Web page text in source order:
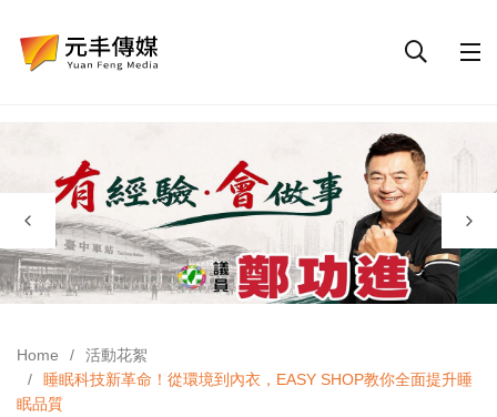
Home
活動花絮
睡眠科技新革命！從環境到內衣，EASY SHOP教你全面提升睡
眠品質